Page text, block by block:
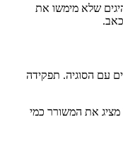
שלא מימשו את
עם הסוגיה. תפקידה
מציג את המשורר כמי